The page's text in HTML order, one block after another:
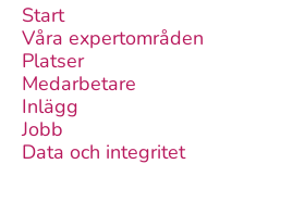
Start
Våra expertområden
Platser
Medarbetare
Inlägg
Jobb
Data och integritet